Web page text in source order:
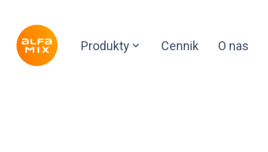
Produkty Cennik O nas